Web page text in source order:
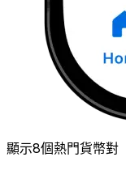
顯示8個熱門貨幣對